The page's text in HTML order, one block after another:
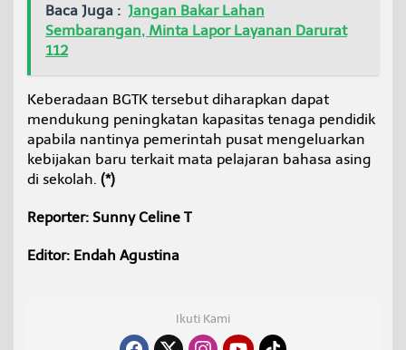
Baca Juga : Jangan Bakar Lahan
Sembarangan, Minta Lapor Layanan Darurat
112
Keberadaan BGTK tersebut diharapkan dapat
mendukung peningkatan kapasitas tenaga pendidik
apabila nantinya pemerintah pusat mengeluarkan
kebijakan baru terkait mata pelajaran bahasa asing
di sekolah. (*)
Reporter: Sunny Celine T
Editor: Endah Agustina
Ikuti Kami